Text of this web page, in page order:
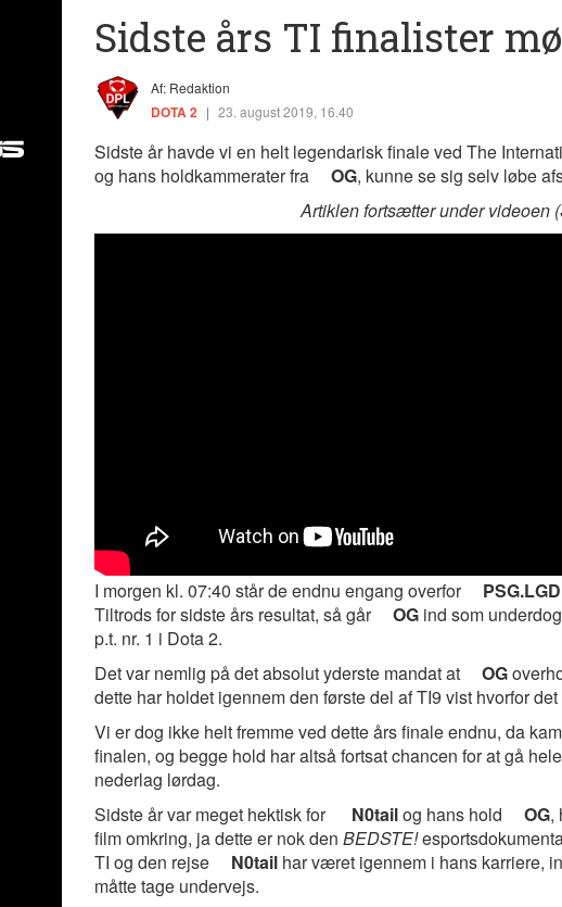
Sidste års TI finalister
Af: Redaktion
DOTA 2 | 23. august 2019, 16.40
Sidste år havde vi en helt legendarisk finale ved The
og hans holdkammerater fra
OG, kunne se sig selv løbe
Artiklen fortsætter under videoen
I morgen kl. 07:40 står de endnu engang overfor PSG.LGD
Tiltrods for sidste års resultat, så går
OG ind som
p.t. nr. 1 i Dota 2.
Det var nemlig på det absolut yderste mandat at
OG
dette har holdet igennem den første del af TI9 vist hvorfor
Vi er dog ikke helt fremme ved dette års finale endnu, da
finalen, og begge hold har altså fortsat chancen for at gå
nederlag lørdag.
Sidste år var meget hektisk for
N0tailog hans hold OG,
film omkring, ja dette er nok den BEDSTE!
TI og den rejse
N0tail har været igennem i hans karriere,
måtte tage undervejs.